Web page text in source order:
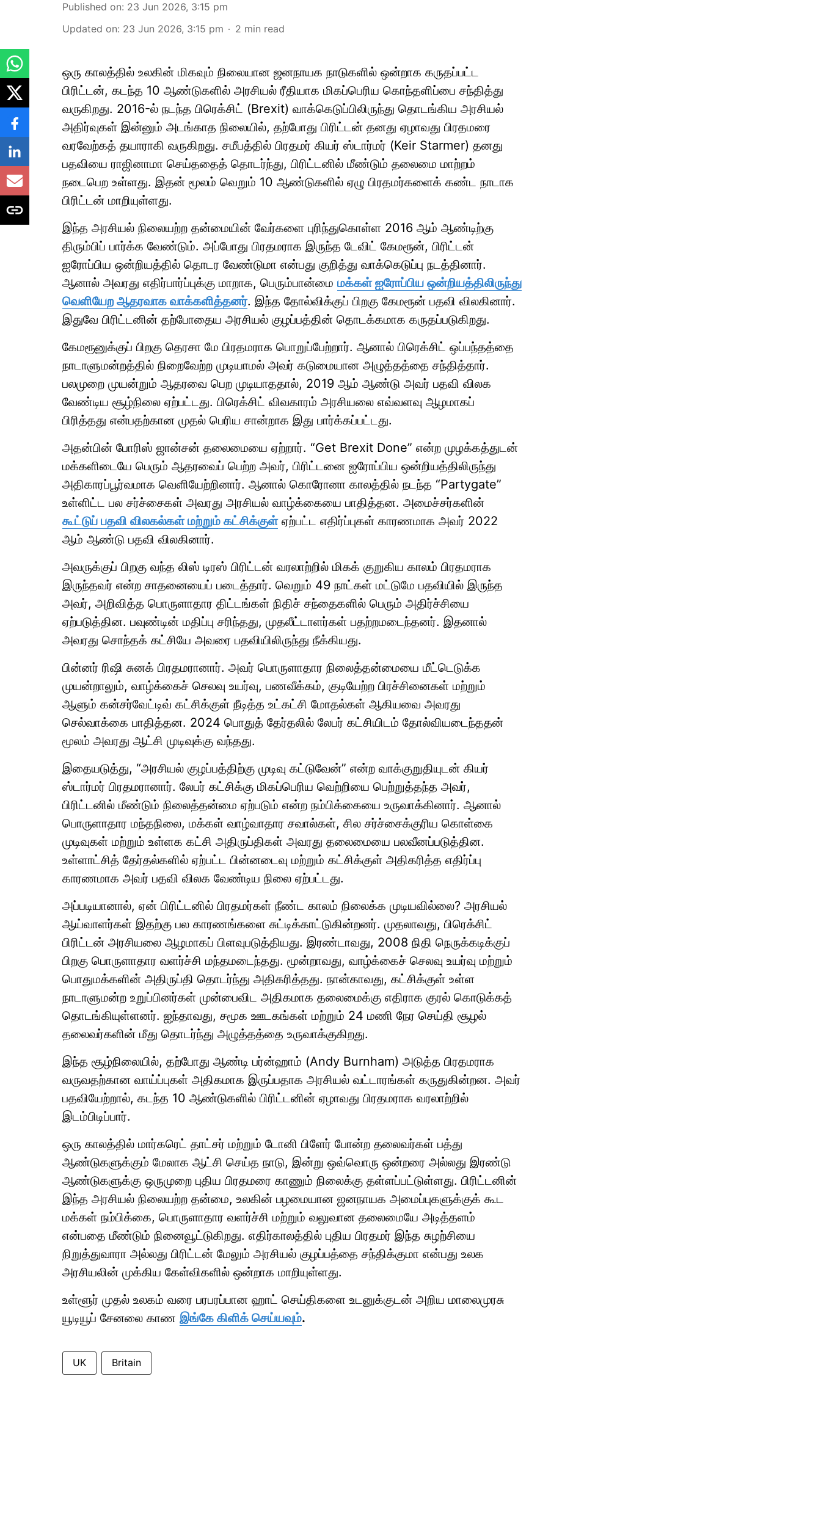
Published on: 23 Jun 2026, 3:15 pm
Updated on: 23 Jun 2026, 3:15 pm 2 min read
ஒரு காலத்தில் உலகின் மிகவும் நிலையான ஜனநாயக நாடுகளில் ஒன்றாக கருதப்பட்ட
பிரிட்டன், கடந்த 10 ஆண்டுகளில் அரசியல் ரீதியாக மிகப்பெரிய கொந்தளிப்பை சந்தித்து
வருகிறது. 2016-ல் நடந்த பிரெக்சிட் (Brexit) வாக்கெடுப்பிலிருந்து தொடங்கிய அரசியல்
அதிர்வுகள் இன்னும் அடங்காத நிலையில், தற்போது பிரிட்டன் தனது ஏழாவது பிரதமரை
வரவேற்கத் தயாராகி வருகிறது. சமீபத்தில் பிரதமர் கியர் ஸ்டார்மர் (Keir Starmer) தனது
பதவியை ராஜினாமா செய்ததைத் தொடர்ந்து, பிரிட்டனில் மீண்டும் தலைமை மாற்றம்
நடைபெற உள்ளது. இதன் மூலம் வெறும் 10 ஆண்டுகளில் ஏழு பிரதமர்களைக் கண்ட நாடாக
பிரிட்டன் மாறியுள்ளது.
இந்த அரசியல் நிலையற்ற தன்மையின் வேர்களை புரிந்துகொள்ள 2016 ஆம் ஆண்டிற்கு
திரும்பிப் பார்க்க வேண்டும். அப்போது பிரதமராக இருந்த டேவிட் கேமரூன், பிரிட்டன்
ஐரோப்பிய ஒன்றியத்தில் தொடர வேண்டுமா என்பது குறித்து வாக்கெடுப்பு நடத்தினார்.
ஆனால் அவரது எதிர்பார்ப்புக்கு மாறாக, பெரும்பான்மை மக்கள் ஐரோப்பிய ஒன்றியத்திலிருந்து
வெளியேற ஆதரவாக வாக்களித்தனர். இந்த தோல்விக்குப் பிறகு கேமரூன் பதவி விலகினார்.
இதுவே பிரிட்டனின் தற்போதைய அரசியல் குழப்பத்தின் தொடக்கமாக கருதப்படுகிறது.
கேமரூனுக்குப் பிறகு தெரசா மே பிரதமராக பொறுப்பேற்றார். ஆனால் பிரெக்சிட் ஒப்பந்தத்தை
நாடாளுமன்றத்தில் நிறைவேற்ற முடியாமல் அவர் கடுமையான அழுத்தத்தை சந்தித்தார்.
பலமுறை முயன்றும் ஆதரவை பெற முடியாததால், 2019 ஆம் ஆண்டு அவர் பதவி விலக
வேண்டிய சூழ்நிலை ஏற்பட்டது. பிரெக்சிட் விவகாரம் அரசியலை எவ்வளவு ஆழமாகப்
பிரித்தது என்பதற்கான முதல் பெரிய சான்றாக இது பார்க்கப்பட்டது.
அதன்பின் போரிஸ் ஜான்சன் தலைமையை ஏற்றார். “Get Brexit Done” என்ற முழக்கத்துடன்
மக்களிடையே பெரும் ஆதரவைப் பெற்ற அவர், பிரிட்டனை ஐரோப்பிய ஒன்றியத்திலிருந்து
அதிகாரப்பூர்வமாக வெளியேற்றினார். ஆனால் கொரோனா காலத்தில் நடந்த “Partygate”
உள்ளிட்ட பல சர்ச்சைகள் அவரது அரசியல் வாழ்க்கையை பாதித்தன. அமைச்சர்களின்
கூட்டுப் பதவி விலகல்கள் மற்றும் கட்சிக்குள்ஏற்பட்ட எதிர்ப்புகள் காரணமாக அவர் 2022
ஆம் ஆண்டு பதவி விலகினார்.
அவருக்குப் பிறகு வந்த லிஸ் டிரஸ் பிரிட்டன் வரலாற்றில் மிகக் குறுகிய காலம் பிரதமராக
இருந்தவர் என்ற சாதனையைப் படைத்தார். வெறும் 49 நாட்கள் மட்டுமே பதவியில் இருந்த
அவர், அறிவித்த பொருளாதார திட்டங்கள் நிதிச் சந்தைகளில் பெரும் அதிர்ச்சியை
ஏற்படுத்தின. பவுண்டின் மதிப்பு சரிந்தது, முதலீட்டாளர்கள் பதற்றமடைந்தனர். இதனால்
அவரது சொந்தக் கட்சியே அவரை பதவியிலிருந்து நீக்கியது.
பின்னர் ரிஷி சுனக் பிரதமரானார். அவர் பொருளாதார நிலைத்தன்மையை மீட்டெடுக்க
முயன்றாலும், வாழ்க்கைச் செலவு உயர்வு, பணவீக்கம், குடியேற்ற பிரச்சினைகள் மற்றும்
ஆளும் கன்சர்வேட்டிவ் கட்சிக்குள் நீடித்த உட்கட்சி மோதல்கள் ஆகியவை அவரது
செல்வாக்கை பாதித்தன. 2024 பொதுத் தேர்தலில் லேபர் கட்சியிடம் தோல்வியடைந்ததன்
மூலம் அவரது ஆட்சி முடிவுக்கு வந்தது.
இதையடுத்து, “அரசியல் குழப்பத்திற்கு முடிவு கட்டுவேன்” என்ற வாக்குறுதியுடன் கியர்
ஸ்டார்மர் பிரதமரானார். லேபர் கட்சிக்கு மிகப்பெரிய வெற்றியை பெற்றுத்தந்த அவர்,
பிரிட்டனில் மீண்டும் நிலைத்தன்மை ஏற்படும் என்ற நம்பிக்கையை உருவாக்கினார். ஆனால்
பொருளாதார மந்தநிலை, மக்கள் வாழ்வாதார சவால்கள், சில சர்ச்சைக்குரிய கொள்கை
முடிவுகள் மற்றும் உள்ளக கட்சி அதிருப்திகள் அவரது தலைமையை பலவீனப்படுத்தின.
உள்ளாட்சித் தேர்தல்களில் ஏற்பட்ட பின்னடைவு மற்றும் கட்சிக்குள் அதிகரித்த எதிர்ப்பு
காரணமாக அவர் பதவி விலக வேண்டிய நிலை ஏற்பட்டது.
அப்படியானால், ஏன் பிரிட்டனில் பிரதமர்கள் நீண்ட காலம் நிலைக்க முடியவில்லை? அரசியல்
ஆய்வாளர்கள் இதற்கு பல காரணங்களை சுட்டிக்காட்டுகின்றனர். முதலாவது, பிரெக்சிட்
பிரிட்டன் அரசியலை ஆழமாகப் பிளவுபடுத்தியது. இரண்டாவது, 2008 நிதி நெருக்கடிக்குப்
பிறகு பொருளாதார வளர்ச்சி மந்தமடைந்தது. மூன்றாவது, வாழ்க்கைச் செலவு உயர்வு மற்றும்
பொதுமக்களின் அதிருப்தி தொடர்ந்து அதிகரித்தது. நான்காவது, கட்சிக்குள் உள்ள
நாடாளுமன்ற உறுப்பினர்கள் முன்பைவிட அதிகமாக தலைமைக்கு எதிராக குரல் கொடுக்கத்
தொடங்கியுள்ளனர். ஐந்தாவது, சமூக ஊடகங்கள் மற்றும் 24 மணி நேர செய்தி சூழல்
தலைவர்களின் மீது தொடர்ந்து அழுத்தத்தை உருவாக்குகிறது.
இந்த சூழ்நிலையில், தற்போது ஆண்டி பர்ன்ஹாம் (Andy Burnham) அடுத்த பிரதமராக
வருவதற்கான வாய்ப்புகள் அதிகமாக இருப்பதாக அரசியல் வட்டாரங்கள் கருதுகின்றன. அவர்
பதவியேற்றால், கடந்த 10 ஆண்டுகளில் பிரிட்டனின் ஏழாவது பிரதமராக வரலாற்றில்
இடம்பிடிப்பார்.
ஒரு காலத்தில் மார்கரெட் தாட்சர் மற்றும் டோனி பிளேர் போன்ற தலைவர்கள் பத்து
ஆண்டுகளுக்கும் மேலாக ஆட்சி செய்த நாடு, இன்று ஒவ்வொரு ஒன்றரை அல்லது இரண்டு
ஆண்டுகளுக்கு ஒருமுறை புதிய பிரதமரை காணும் நிலைக்கு தள்ளப்பட்டுள்ளது. பிரிட்டனின்
இந்த அரசியல் நிலையற்ற தன்மை, உலகின் பழமையான ஜனநாயக அமைப்புகளுக்குக் கூட
மக்கள் நம்பிக்கை, பொருளாதார வளர்ச்சி மற்றும் வலுவான தலைமையே அடித்தளம்
என்பதை மீண்டும் நினைவூட்டுகிறது. எதிர்காலத்தில் புதிய பிரதமர் இந்த சுழற்சியை
நிறுத்துவாரா அல்லது பிரிட்டன் மேலும் அரசியல் குழப்பத்தை சந்திக்குமா என்பது உலக
அரசியலின் முக்கிய கேள்விகளில் ஒன்றாக மாறியுள்ளது.
உள்ளூர் முதல் உலகம் வரை பரபரப்பான ஹாட் செய்திகளை உடனுக்குடன் அறிய மாலைமுரசு
யூடியூப் சேனலை காண இங்கே கிளிக் செய்யவும்.
UK Britain